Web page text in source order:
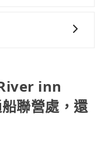
交通費用。
車牌的開頭，只要
細節，讓您能更放
合的旅店與房
折，如果又有加入
累積點數做現金回
的線上訂房平台
inn
聯營處，還